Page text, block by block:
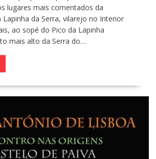
lugares mais comentados da
Lapinha da Serra, vilarejo no Interior
ao sopé do Pico da Lapinha
mais alto da Serra do…